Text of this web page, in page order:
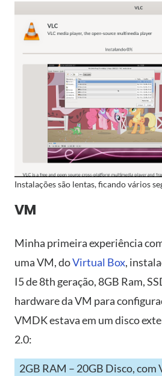
Instalações são lentas, ficando vários
VM
Minha primeira experiência
uma VM, doVirtual Box,
I5 de 8th geração, 8GB Ram,
hardware da VM para
VMDK estava em um disco
2.0:
2GB RAM – 20GB Disco,